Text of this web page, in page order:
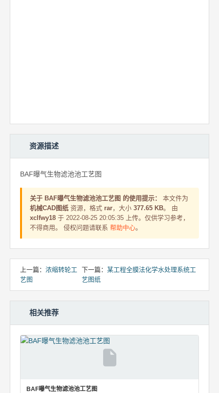
资源描述
BAF曝气生物滤池池工艺图
关于 BAF曝气生物滤池池工艺图 的使用提示：
本文件为
机械CAD图纸 资源，格式 rar，大小 377.65 KB。 由
xclfwy18 于 2022-08-25 20:05:35 上传。仅供学习参考，
不得商用。 侵权问题请联系 帮助中心。
上一篇： 浓缩转轮工
艺图
下一篇： 某工程全膜法化学水处理系统工
艺图纸
相关推荐
BAF曝气生物滤池池工艺图